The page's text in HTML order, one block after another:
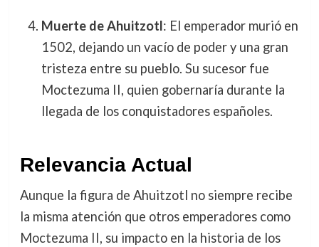
Muerte de Ahuitzotl: El emperador murió en
1502, dejando un vacío de poder y una gran
tristeza entre su pueblo. Su sucesor fue
Moctezuma II, quien gobernaría durante la
llegada de los conquistadores españoles.
Relevancia Actual
Aunque la figura de Ahuitzotl no siempre recibe
la misma atención que otros emperadores como
Moctezuma II, su impacto en la historia de los